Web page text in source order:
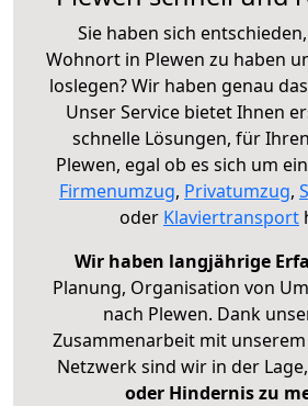
Sie haben sich
Wohnort in Plewen zu haben
loslegen? Wir haben genau
Unser Service bietet Ihnen
schnelle Lösungen, für
Plewen, egal ob es sich um
Firmenumzug, Privatumzug,
oder Klaviertransport
Wir haben langjährige
Planung, Organisation von
nach Plewen. Dank
Zusammenarbeit mit
Netzwerk sind wir in der Lage,
oder Hindernis zu